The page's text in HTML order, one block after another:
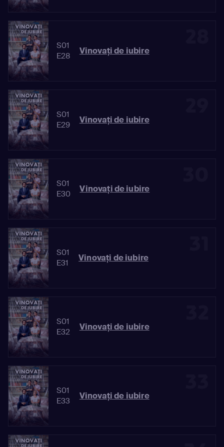
S01
E28
Vinovaţi de iubire
S01
E29
Vinovaţi de iubire
S01
E30
Vinovaţi de iubire
S01
E31
Vinovaţi de iubire
S01
E32
Vinovaţi de iubire
S01
E33
Vinovaţi de iubire